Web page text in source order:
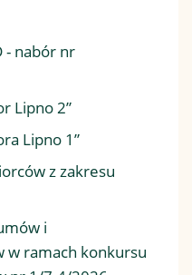
- nabór nr
Lipno 2”
Lipno 1”
z zakresu
i
w ramach konkursu